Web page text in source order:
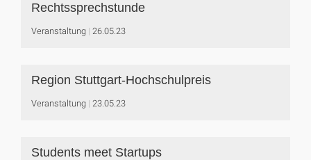
Rechtssprechstunde
Veranstaltung 26.05.23
Region Stuttgart-Hochschulpreis
Veranstaltung 23.05.23
Students meet Startups